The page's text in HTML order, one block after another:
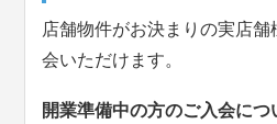
店舗物件がお決まりの実店舗
会いただけます。
開業準備中の方のご入会につ